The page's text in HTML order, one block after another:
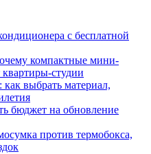
с бесплатной
компактные мини-
студии
выбрать материал,
бюджет на обновление
против термобокса,